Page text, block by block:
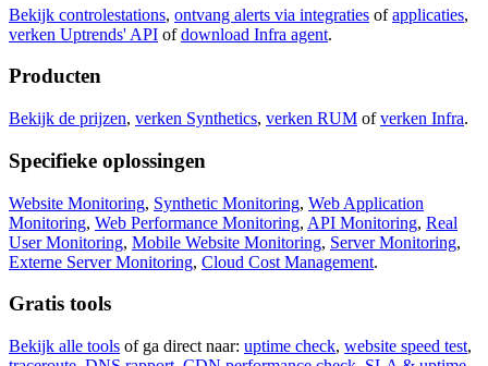
Bekijk controlestations, ontvang alerts via integraties ofapplicaties,
verken Uptrends' API ofdownload Infra agent.
Producten
Bekijk de prijzen, verken Synthetics, verken RUM ofverken Infra.
Specifieke oplossingen
Website Monitoring, Synthetic Monitoring, Web Application
Monitoring, Web Performance Monitoring, API Monitoring, Real
User Monitoring, Mobile Website Monitoring, Server Monitoring,
Externe Server Monitoring, Cloud Cost Management.
Gratis tools
Bekijk alle tools of ga direct naar: uptime check, website speed test,